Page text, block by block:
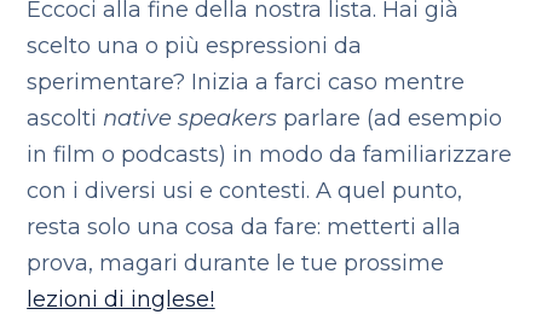
Eccoci alla fine della nostra lista. Hai già
scelto una o più espressioni da
sperimentare? Inizia a farci caso mentre
ascolti native speakers parlare (ad esempio
in film o podcasts) in modo da familiarizzare
con i diversi usi e contesti. A quel punto,
resta solo una cosa da fare: metterti alla
prova, magari durante le tue prossime
lezioni di inglese!